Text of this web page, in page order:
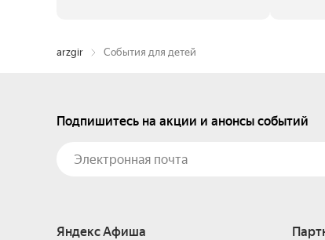
arzgir События для детей
Подпишитесь на акции и анонсы событий
Яндекс Афиша